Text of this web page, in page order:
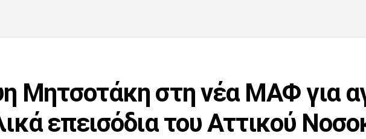
Μητσοτάκη στη νέα ΜΑΦ για
επεισόδια του Αττικού